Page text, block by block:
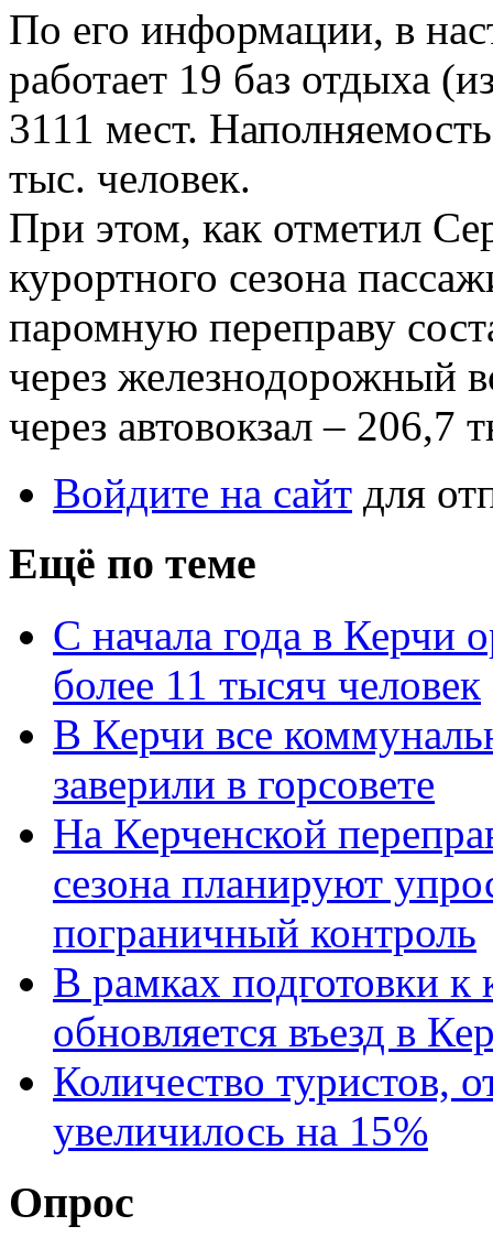
По его информации, в
работает 19 баз отдыха
3111 мест.
тыс. человек.
При этом, как отметил
курортного сезона
паромную переправу
через железнодорожный
через автовокзал – 206,7
Войдите на сайт для
Ещё по теме
С начала года в Керчи
более 11 тысяч человек
В Керчи все
заверили в горсовете
На Керченской
сезона планируют
пограничный контроль
В рамках подготовки к
обновляется въезд в
Количество туристов,
увеличилось на 15%
Опрос